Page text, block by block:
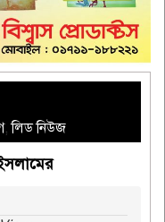
,লিড নিউজ